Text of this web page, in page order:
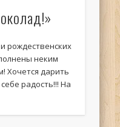
рождественских
неким
Хочется дарить
радость!!! На